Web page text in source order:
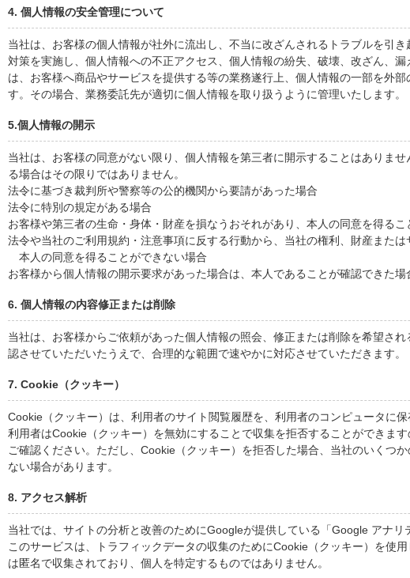
4. 個人情報の安全管理について
当社は、お客様の個人情報が社外に流出し、不当に改ざんされるトラブルを引
対策を実施し、個人情報への不正アクセス、個人情報の紛失、破壊、改ざん、
は、お客様へ商品やサービスを提供する等の業務遂行上、個人情報の一部を外
す。その場合、業務委託先が適切に個人情報を取り扱うように管理いたします。
5.個人情報の開示
当社は、お客様の同意がない限り、個人情報を第三者に開示することはありま
る場合はその限りではありません。
法令に基づき裁判所や警察等の公的機関から要請があった場合
法令に特別の規定がある場合
お客様や第三者の生命・身体・財産を損なうおそれがあり、本人の同意を得るこ
法令や当社のご利用規約・注意事項に反する行動から、当社の権利、財産または
本人の同意を得ることができない場合
お客様から個人情報の開示要求があった場合は、本人であることが確認できた場
6. 個人情報の内容修正または削除
当社は、お客様からご依頼があった個人情報の照会、修正または削除を希望さ
認させていただいたうえで、合理的な範囲で速やかに対応させていただきます。
7. Cookie（クッキー）
Cookie（クッキー）は、利用者のサイト閲覧履歴を、利用者のコンピュータに保
利用者はCookie（クッキー）を無効にすることで収集を拒否することができま
ご確認ください。ただし、Cookie（クッキー）を拒否した場合、当社のいくつ
ない場合があります。
8. アクセス解析
当社では、サイトの分析と改善のためにGoogleが提供している「Google アナリ
このサービスは、トラフィックデータの収集のためにCookie（クッキー）を使
は匿名で収集されており、個人を特定するものではありません。